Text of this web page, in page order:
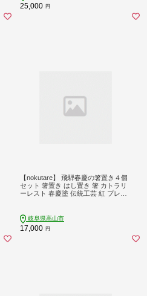
25,000 円
【nokutare】 飛騨春慶の箸置き４個
セット 箸置き はし置き 箸 カトラリ
ーレスト 春慶塗 伝統工芸 紅 プレゼ
岐阜県高山市
17,000 円